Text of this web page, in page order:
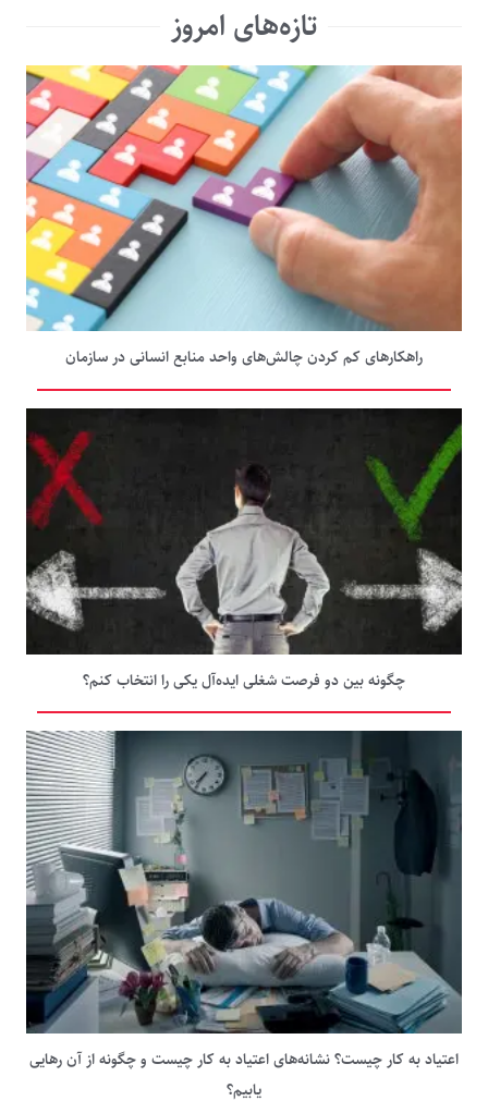
تازه‌های امروز
راهکارهای کم کردن چالش‌های واحد منابع انسانی در سازمان
چگونه بین دو فرصت شغلی ایده‌آل یکی را انتخاب کنم؟
اعتیاد به کار چیست؟ نشانه‌های اعتیاد به کار چیست و چگونه از آن رهایی
یابیم؟